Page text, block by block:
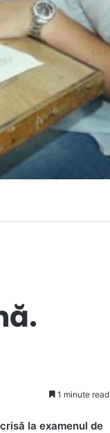
1 minute read
la examenul de